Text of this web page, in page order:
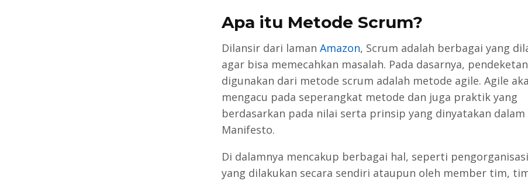
Apa itu Metode Scrum?
Dilansir dari laman Amazon, Scrum adalah berbagai yang
agar bisa memecahkan masalah. Pada dasarnya,
digunakan dari metode scrum adalah metode agile. Agile
mengacu pada seperangkat metode dan juga praktik yang
berdasarkan pada nilai serta prinsip yang dinyatakan dalam
Manifesto.
Di dalamnya mencakup berbagai hal, seperti
yang dilakukan secara sendiri ataupun oleh member tim,